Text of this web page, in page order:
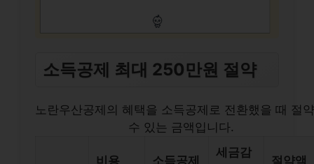
소득공제 최대 250만원 절약
노란우산공제의 혜택을 소득공제로 전환했을 때 절
수 있는 금액입니다.
비용 소득공제
세금감
절약액